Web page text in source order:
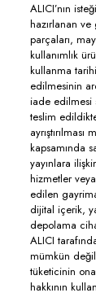
ALICI’nın
hazırlanan
parçaları,
kullanımlık
kullanma
edilmesinin
iade edilmesi
teslim
kapsamında
yayınlara
hizmetler
edilen
dijital içerik,
depolama
ALICI
mümkün
tüketicinin
hakkının